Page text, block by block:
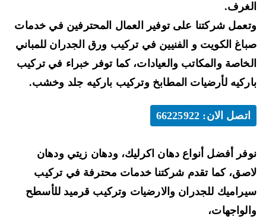
شركتنا على توفير العمال المحترفين في خدمات
الكويت و الفنيين في تركيب ورق الجدران للمباني
والمكاتب والعيادات، كما توفر خبراء في تركيب
لأرضيات المطابخ وتركيبباركيه جلد وخشب.
اتصل الان: 66225922
أفضل أنواعدهان اكرليك، ودهان زيتي ودهان
، كما تقدم شركتنا خدمات محترفة في تركيب
للجدران والارضيات وتركيب قرميد للأسطح
،